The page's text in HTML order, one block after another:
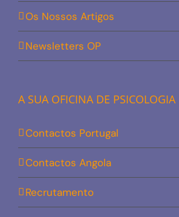
Os Nossos Artigos
Newsletters OP
A SUA OFICINA DE PSICOLOGIA
Contactos Portugal
Contactos Angola
Recrutamento